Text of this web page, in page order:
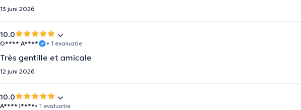
13 juni 2026
10.0
O**** A**** • 1 evaluatie
Très gentille et amicale
12 juni 2026
10.0
A**** I****• 1 evaluatie